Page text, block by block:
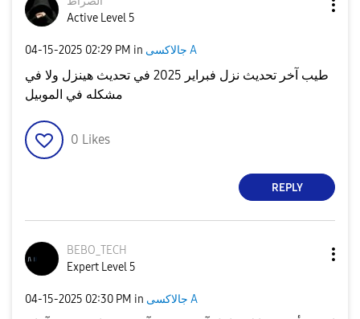
Active Level 5
‎04-15-2025 02:29 PM in جالاكسى A
طيب آخر تحديث نزل فبراير 2025 في تحديث هينزل ولا في
مشكله في الموبيل
0 Likes
REPLY
BEBO_TECH
Expert Level 5
‎04-15-2025 02:30 PM in جالاكسى A